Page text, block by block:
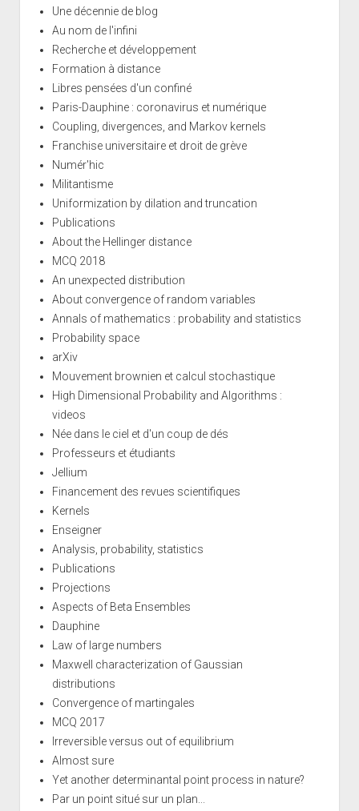
Une décennie de blog
Au nom de l'infini
Recherche et développement
Formation à distance
Libres pensées d'un confiné
Paris-Dauphine : coronavirus et numérique
Coupling, divergences, and Markov kernels
Franchise universitaire et droit de grève
Numér'hic
Militantisme
Uniformization by dilation and truncation
Publications
About the Hellinger distance
MCQ 2018
An unexpected distribution
About convergence of random variables
Annals of mathematics : probability and statistics
Probability space
arXiv
Mouvement brownien et calcul stochastique
High Dimensional Probability and Algorithms :
videos
Née dans le ciel et d'un coup de dés
Professeurs et étudiants
Jellium
Financement des revues scientifiques
Kernels
Enseigner
Analysis, probability, statistics
Publications
Projections
Aspects of Beta Ensembles
Dauphine
Law of large numbers
Maxwell characterization of Gaussian
distributions
Convergence of martingales
MCQ 2017
Irreversible versus out of equilibrium
Almost sure
Yet another determinantal point process in nature?
Par un point situé sur un plan...